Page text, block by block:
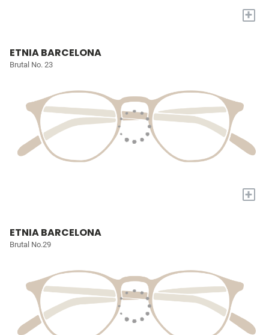
+
ETNIA BARCELONA
Brutal No. 23
+
ETNIA BARCELONA
Brutal No.29